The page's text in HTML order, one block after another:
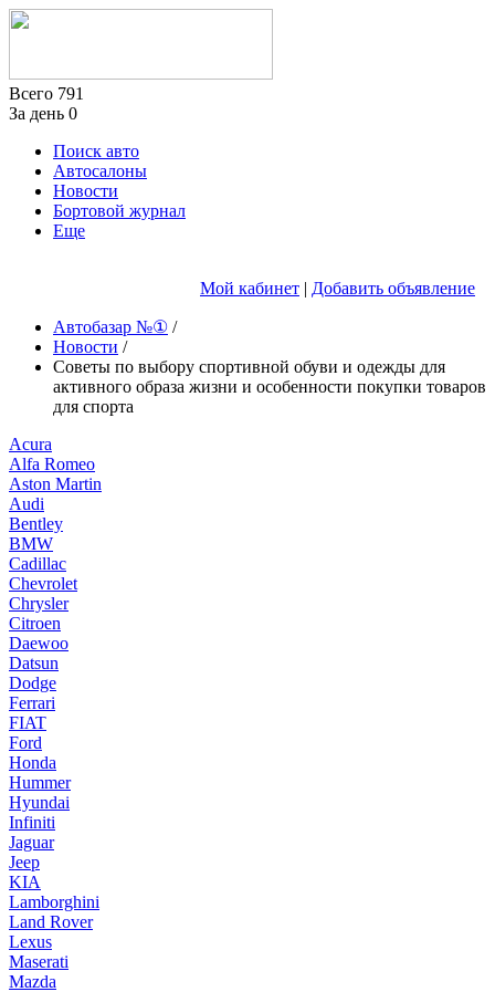
Всего 791
За день 0
Поиск авто
Автосалоны
Новости
Бортовой журнал
Еще
Мой кабинет | Добавить объявление
Автобазар №① /
Новости /
Советы по выбору спортивной обуви и одежды для
активного образа жизни и особенности покупки товаров
для спорта
Acura
Alfa Romeo
Aston Martin
Audi
Bentley
BMW
Cadillac
Chevrolet
Chrysler
Citroen
Daewoo
Datsun
Dodge
Ferrari
FIAT
Ford
Honda
Hummer
Hyundai
Infiniti
Jaguar
Jeep
KIA
Lamborghini
Land Rover
Lexus
Maserati
Mazda